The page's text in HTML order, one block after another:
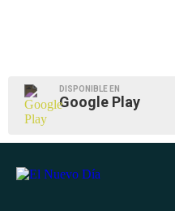
DISPONIBLE EN
Google Play